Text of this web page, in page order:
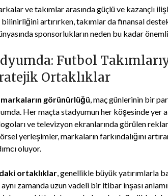
ve takımlar arasında güçlü ve kazançlı
artırırken, takımlar da finansal
sponsorlukların neden bu kadar
Futbol
Ortaklıklar
görünürlüğü, maç günlerinin bir
Her maçta stadyumun her köşesinde yer
ve televizyon ekranlarında görülen
yerleşimler, markaların farkındalığını
oluyor.
ortaklıklar, genellikle büyük yatırımlarla
zamanda uzun vadeli bir itibar inşası